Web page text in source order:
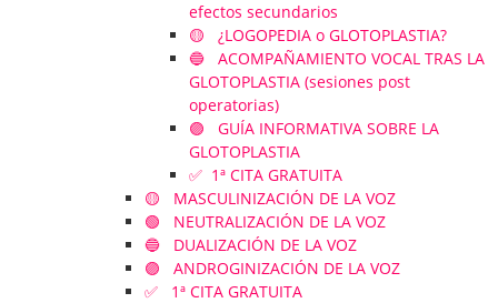
efectos secundarios
🟡 ¿LOGOPEDIA o GLOTOPLASTIA?
🔵 ACOMPAÑAMIENTO VOCAL TRAS LA
GLOTOPLASTIA (sesiones post
operatorias)
🟣 GUÍA INFORMATIVA SOBRE LA
GLOTOPLASTIA
✅ 1ª CITA GRATUITA
🟡 MASCULINIZACIÓN DE LA VOZ
🟢 NEUTRALIZACIÓN DE LA VOZ
🔵 DUALIZACIÓN DE LA VOZ
🟣 ANDROGINIZACIÓN DE LA VOZ
✅ 1ª CITA GRATUITA